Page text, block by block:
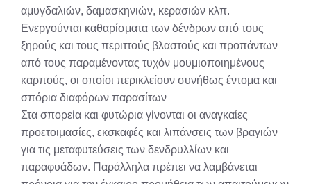
αμυγδαλιών, δαμασκηνιών, κερασιών κλπ.
Ενεργούνται καθαρίσματα των δένδρων από τους
ξηρούς και τους περιττούς βλαστούς και προπάντων
από τους παραμένοντας τυχόν μουμιοποιημένους
καρπούς, οι οποίοι περικλείουν συνήθως έντομα και
σπόρια διαφόρων παρασίτων
Στα σπορεία και φυτώρια γίνονται οι αναγκαίες
προετοιμασίες, εκσκαφές και λιπάνσεις των βραγιών
για τις μεταφυτεύσεις των δενδρυλλίων και
παραφυάδων. Παράλληλα πρέπει να λαμβάνεται